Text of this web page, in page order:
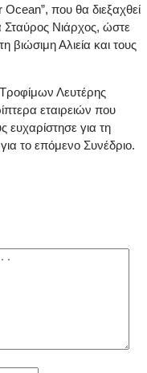
που θα διεξαχθεί
Σταύρος Νιάρχος, ώστε
βιώσιμη Αλιεία και τους
Λευτέρης
εταιρειών που
ευχαρίστησε για τη
το επόμενο Συνέδριο.